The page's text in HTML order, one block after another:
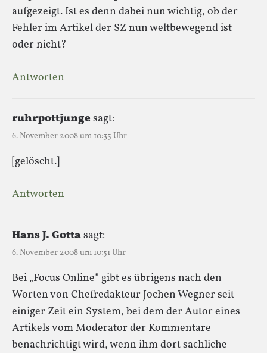
aufgezeigt. Ist es denn dabei nun wichtig, ob der
Fehler im Artikel der SZ nun weltbewegend ist
oder nicht?
Antworten
ruhrpottjungesagt:
6. November 2008 um 10:35 Uhr
[gelöscht.]
Antworten
Hans J. Gottasagt:
6. November 2008 um 10:51 Uhr
Bei „Focus Online” gibt es übrigens nach den
Worten von Chefredakteur Jochen Wegner seit
einiger Zeit ein System, bei dem der Autor eines
Artikels vom Moderator der Kommentare
benachrichtigt wird, wenn ihm dort sachliche